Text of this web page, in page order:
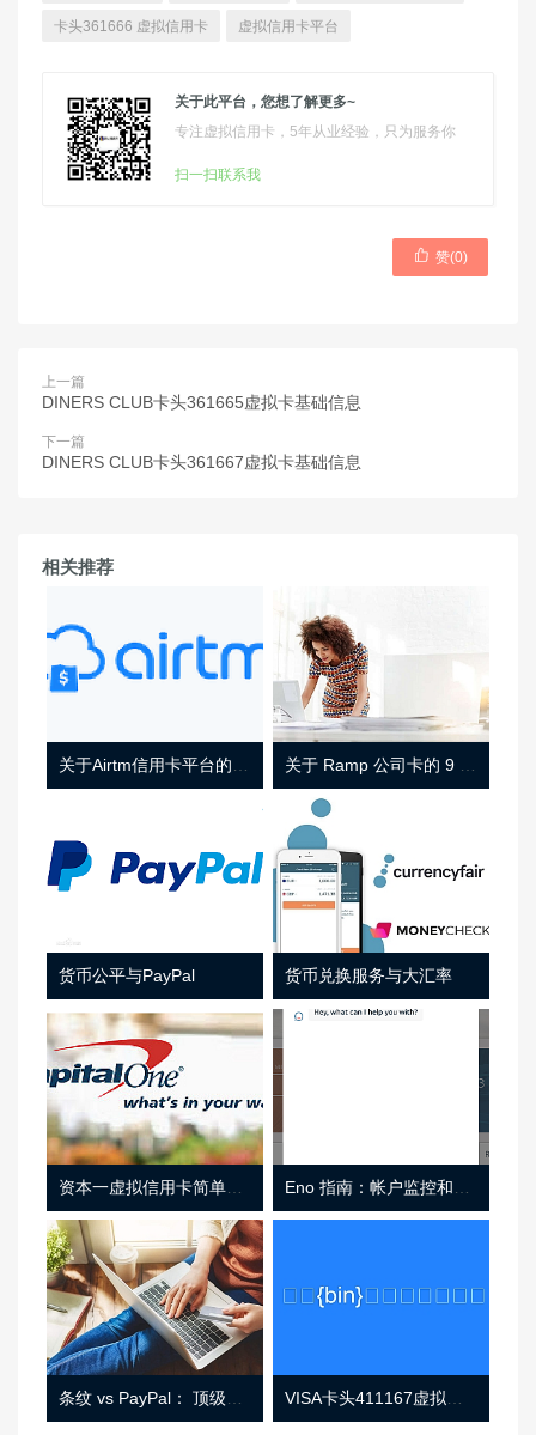
卡头361666 虚拟信用卡 虚拟信用卡平台
关于此平台，您想了解更多~
专注虚拟信用卡，5年从业经验，只为服务你
扫一扫联系我
 赞(0)
上一篇
DINERS CLUB卡头361665虚拟卡基础信息
下一篇
DINERS CLUB卡头361667虚拟卡基础信息
相关推荐
货币公平与PayPal 货币兑换服务与大汇率
资本一虚拟信用卡简单介绍
条纹 vs PayPal： 顶级功能， 定价 （和更多！ VISA卡头411167虚拟卡基础信息